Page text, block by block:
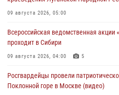
09 августа 2026, 05:00
Всероссийская ведомственная акции
проходит в Сибири
09 августа 2026, 04:00 5
Росгвардейцы провели
Поклонной горе в Москве (видео)